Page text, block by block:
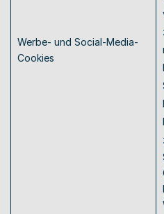
Werbe- und Social-Media-
Cookies